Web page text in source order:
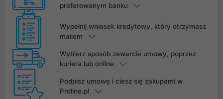
preferowanym banku
Wypełnij wniosek kredytowy, który otrzymasz
mailem
Wybierz sposób zawarcia umowy, poprzez
kuriera lub online
Podpisz umowę i ciesz się zakupami w
Proline.pl